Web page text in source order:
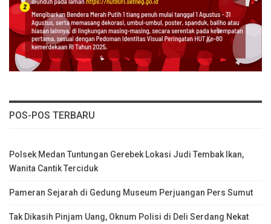
POS-POS TERBARU
Polsek Medan Tuntungan Gerebek Lokasi Judi Tembak Ikan,
Wanita Cantik Terciduk
Pameran Sejarah di Gedung Museum Perjuangan Pers Sumut
Tak Dikasih Pinjam Uang, Oknum Polisi di Deli Serdang Nekat